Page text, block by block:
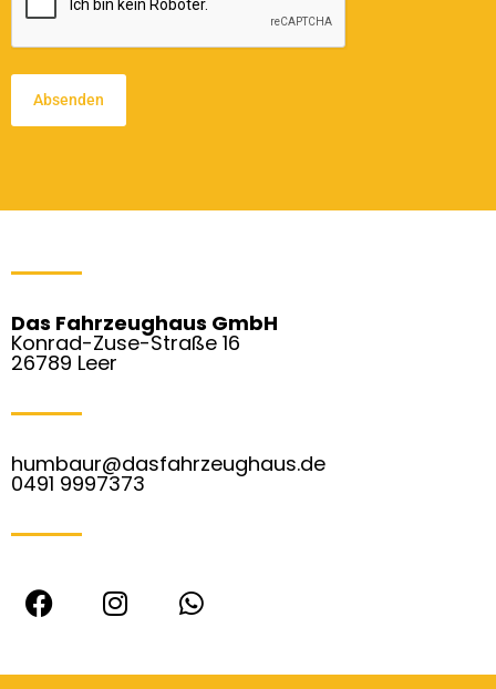
Das Fahrzeughaus GmbH
Konrad-Zuse-Straße 16
26789 Leer
humbaur@dasfahrzeughaus.de
0491 9997373
F
a
e
I
n
t
W
h
t